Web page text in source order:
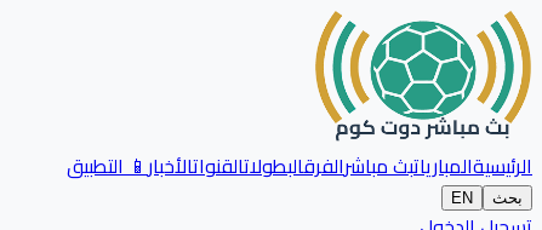
الرئيسيةالمبارياتبث مباشرالفرقالبطولاتالقنواتالأخبار📱 التطبيق
بحث EN